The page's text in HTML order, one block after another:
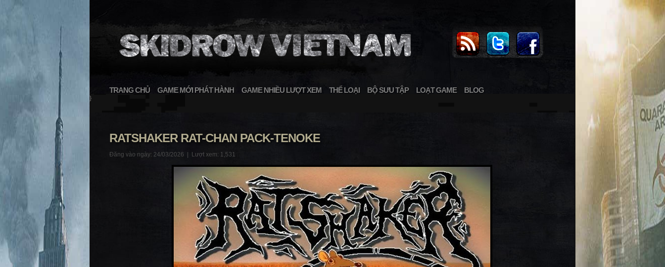
TRANG CHỦ GAME MỚI PHÁT HÀNH GAME NHIỀU LƯỢT XEM THỂ LOẠI BỘ SƯU TẬP LOẠT GAME BLOG
}
RATSHAKER RAT-CHAN PACK-TENOKE
Đăng vào ngày: 24/03/2026 | Lượt xem: 1,531